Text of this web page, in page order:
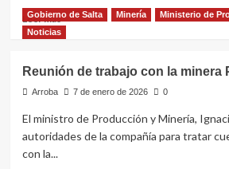
regional
junto
Rio
Leer másLeer
más
Catamarca
y
trazan
una
Gobierno de Salta Minería
Ministerio de
Noticias
Reunión de trabajo con la minera
Arroba 7 de enero de 2026 0
El ministro de Producción y Minería,
autoridades de la compañía para tratar
con la...